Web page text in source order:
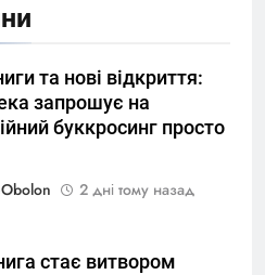
та нові відкриття:
запрошує на
буккросинг просто
2 дні тому назад
стає витвором